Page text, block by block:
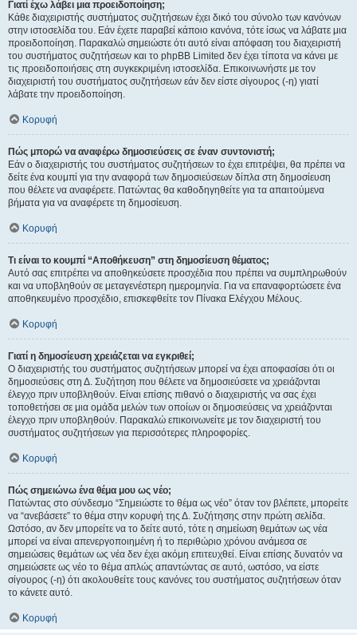
Γιατί έχω λάβει μια προειδοποίηση;
Κάθε διαχειριστής συστήματος συζητήσεων έχει δικό του σύνολο των κανόνων
στην ιστοσελίδα του. Εάν έχετε παραβεί κάποιο κανόνα, τότε ίσως να λάβατε μια
προειδοποίηση. Παρακαλώ σημειώστε ότι αυτό είναι απόφαση του διαχειριστή
του συστήματος συζητήσεων και το phpBB Limited δεν έχει τίποτα να κάνει με
τις προειδοποιήσεις στη συγκεκριμένη ιστοσελίδα. Επικοινωνήστε με τον
διαχειριστή του συστήματος συζητήσεων εάν δεν είστε σίγουρος (-η) γιατί
λάβατε την προειδοποίηση.
Κορυφή
Πώς μπορώ να αναφέρω δημοσιεύσεις σε έναν συντονιστή;
Εάν ο διαχειριστής του συστήματος συζητήσεων το έχει επιτρέψει, θα πρέπει να
δείτε ένα κουμπί για την αναφορά των δημοσιεύσεων δίπλα στη δημοσίευση
που θέλετε να αναφέρετε. Πατώντας θα καθοδηγηθείτε για τα απαιτούμενα
βήματα για να αναφέρετε τη δημοσίευση.
Κορυφή
Τι είναι το κουμπί “Αποθήκευση” στη δημοσίευση θέματος;
Αυτό σας επιτρέπει να αποθηκεύσετε προσχέδια που πρέπει να συμπληρωθούν
και να υποβληθούν σε μεταγενέστερη ημερομηνία. Για να επαναφορτώσετε ένα
αποθηκευμένο προσχέδιο, επισκεφθείτε τον Πίνακα Ελέγχου Μέλους.
Κορυφή
Γιατί η δημοσίευση χρειάζεται να εγκριθεί;
Ο διαχειριστής του συστήματος συζητήσεων μπορεί να έχει αποφασίσει ότι οι
δημοσιεύσεις στη Δ. Συζήτηση που θέλετε να δημοσιεύσετε να χρειάζονται
έλεγχο πριν υποβληθούν. Είναι επίσης πιθανό ο διαχειριστής να σας έχει
τοποθετήσει σε μια ομάδα μελών των οποίων οι δημοσιεύσεις να χρειάζονται
έλεγχο πριν υποβληθούν. Παρακαλώ επικοινωνείτε με τον διαχειριστή του
συστήματος συζητήσεων για περισσότερες πληροφορίες.
Κορυφή
Πώς σημειώνω ένα θέμα μου ως νέο;
Πατώντας στο σύνδεσμο “Σημειώστε το θέμα ως νέο” όταν τον βλέπετε, μπορείτε
να “ανεβάσετε” το θέμα στην κορυφή της Δ. Συζήτησης στην πρώτη σελίδα.
Ωστόσο, αν δεν μπορείτε να το δείτε αυτό, τότε η σημείωση θεμάτων ως νέα
μπορεί να είναι απενεργοποιημένη ή το περιθώριο χρόνου ανάμεσα σε
σημειώσεις θεμάτων ως νέα δεν έχει ακόμη επιτευχθεί. Είναι επίσης δυνατόν να
σημειώσετε ως νέο το θέμα απλώς απαντώντας σε αυτό, ωστόσο, να είστε
σίγουρος (-η) ότι ακολουθείτε τους κανόνες του συστήματος συζητήσεων όταν
το κάνετε αυτό.
Κορυφή